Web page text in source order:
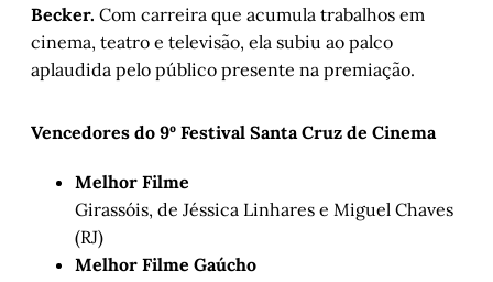
Becker. Com carreira que acumula trabalhos em
cinema, teatro e televisão, ela subiu ao palco
aplaudida pelo público presente na premiação.
Vencedores do 9º Festival Santa Cruz de Cinema
Melhor Filme
Girassóis, de Jéssica Linhares e Miguel Chaves
(RJ)
Melhor Filme Gaúcho